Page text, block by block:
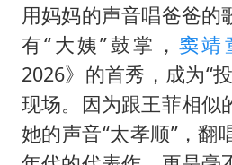
用妈妈的声音唱爸爸的
有“大姨”鼓掌， 窦靖
2026》的首秀，成为“
现场。因为跟王菲相似
她的声音“太孝顺”，翻